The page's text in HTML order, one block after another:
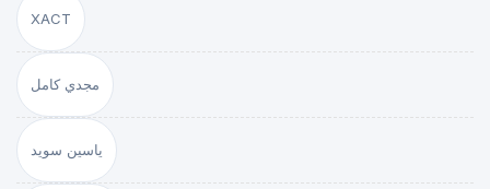
XACT
مجدي كامل
ياسين سويد